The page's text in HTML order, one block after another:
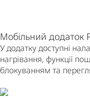
Мобільний додаток
У додатку доступні
нагрівання, функції
блокуванням та